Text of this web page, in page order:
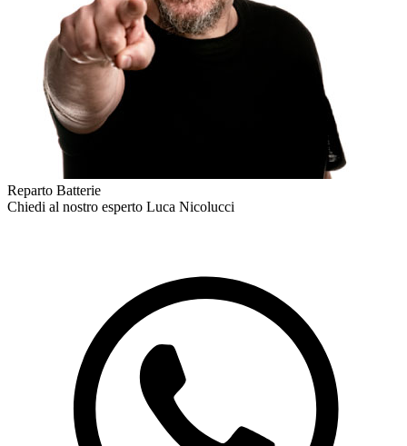
Reparto Batterie
Chiedi al nostro esperto Luca Nicolucci